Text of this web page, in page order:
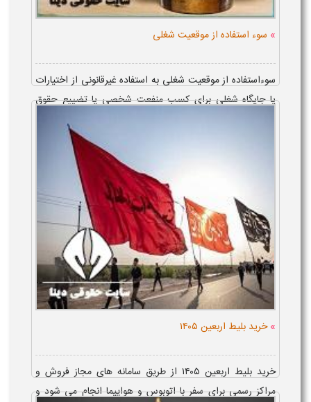
» سوء استفاده از موقعیت شغلی
سوءاستفاده از موقعیت شغلی به استفاده غیرقانونی از اختیارات
یا جایگاه شغلی برای کسب منفعت شخصی یا تضییع حقوق
دیگران گفته می شود و بسته به نوع رفتار، می تواند موجب
»خرید بلیط اربعین ۱۴۰۵
خرید بلیط اربعین ۱۴۰۵ از طریق سامانه های مجاز فروش و
مراکز رسمی برای سفر با اتوبوس و هواپیما انجام می شود و